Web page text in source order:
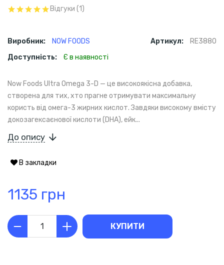
Відгуки (1)
Виробник: NOW FOODS Артикул:
RE3880
Доступність:
Є в наявності
Now Foods Ultra Omega 3-D — це високоякісна добавка,
створена для тих, хто прагне отримувати максимальну
користь від омега-3 жирних кислот. Завдяки високому вмісту
докозагексаєнової кислоти (DHA), ейк...
До опису
В закладки
1135 грн
КУПИТИ